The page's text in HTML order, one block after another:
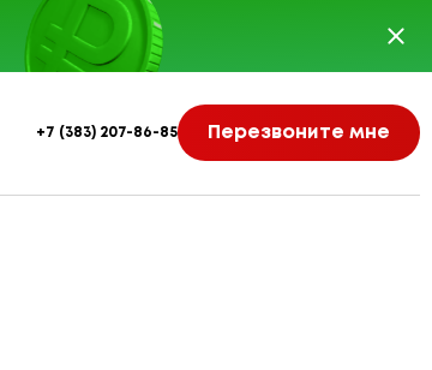
+7 (383) 207-86-85 Перезвоните мне